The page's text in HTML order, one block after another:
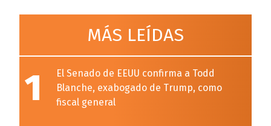
MÁS LEÍDAS
1
El Senado de EEUU confirma a Todd
Blanche, exabogado de Trump, como
fiscal general